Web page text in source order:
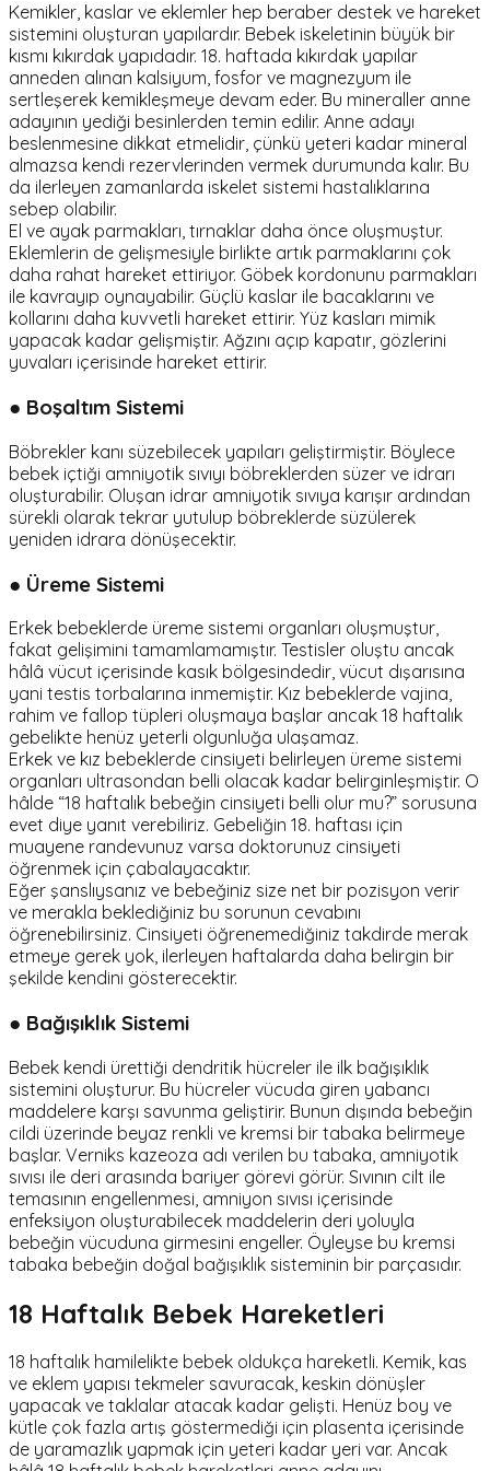
Kemikler, kaslar ve eklemler hep beraber destek ve hareket
sistemini oluşturan yapılardır. Bebek iskeletinin büyük bir
kısmı kıkırdak yapıdadır. 18. haftada kıkırdak yapılar
anneden alınan kalsiyum, fosfor ve magnezyum ile
sertleşerek kemikleşmeye devam eder. Bu mineraller anne
adayının yediği besinlerden temin edilir. Anne adayı
beslenmesine dikkat etmelidir, çünkü yeteri kadar mineral
almazsa kendi rezervlerinden vermek durumunda kalır. Bu
da ilerleyen zamanlarda iskelet sistemi hastalıklarına
sebep olabilir.
El ve ayak parmakları, tırnaklar daha önce oluşmuştur.
Eklemlerin de gelişmesiyle birlikte artık parmaklarını çok
daha rahat hareket ettiriyor. Göbek kordonunu parmakları
ile kavrayıp oynayabilir. Güçlü kaslar ile bacaklarını ve
kollarını daha kuvvetli hareket ettirir. Yüz kasları mimik
yapacak kadar gelişmiştir. Ağzını açıp kapatır, gözlerini
yuvaları içerisinde hareket ettirir.
● Boşaltım Sistemi
Böbrekler kanı süzebilecek yapıları geliştirmiştir. Böylece
bebek içtiği amniyotik sıvıyı böbreklerden süzer ve idrarı
oluşturabilir. Oluşan idrar amniyotik sıvıya karışır ardından
sürekli olarak tekrar yutulup böbreklerde süzülerek
yeniden idrara dönüşecektir.
● Üreme Sistemi
Erkek bebeklerde üreme sistemi organları oluşmuştur,
fakat gelişimini tamamlamamıştır. Testisler oluştu ancak
hâlâ vücut içerisinde kasık bölgesindedir, vücut dışarısına
yani testis torbalarına inmemiştir. Kız bebeklerde vajina,
rahim ve fallop tüpleri oluşmaya başlar ancak 18 haftalık
gebelikte henüz yeterli olgunluğa ulaşamaz.
Erkek ve kız bebeklerde cinsiyeti belirleyen üreme sistemi
organları ultrasondan belli olacak kadar belirginleşmiştir. O
hâlde “18 haftalık bebeğin cinsiyeti belli olur mu?” sorusuna
evet diye yanıt verebiliriz. Gebeliğin 18. haftası için
muayene randevunuz varsa doktorunuz cinsiyeti
öğrenmek için çabalayacaktır.
Eğer şanslıysanız ve bebeğiniz size net bir pozisyon verir
ve merakla beklediğiniz bu sorunun cevabını
öğrenebilirsiniz. Cinsiyeti öğrenemediğiniz takdirde merak
etmeye gerek yok, ilerleyen haftalarda daha belirgin bir
şekilde kendini gösterecektir.
● Bağışıklık Sistemi
Bebek kendi ürettiği dendritik hücreler ile ilk bağışıklık
sistemini oluşturur. Bu hücreler vücuda giren yabancı
maddelere karşı savunma geliştirir. Bunun dışında bebeğin
cildi üzerinde beyaz renkli ve kremsi bir tabaka belirmeye
başlar. Verniks kazeoza adı verilen bu tabaka, amniyotik
sıvısı ile deri arasında bariyer görevi görür. Sıvının cilt ile
temasının engellenmesi, amniyon sıvısı içerisinde
enfeksiyon oluşturabilecek maddelerin deri yoluyla
bebeğin vücuduna girmesini engeller. Öyleyse bu kremsi
tabaka bebeğin doğal bağışıklık sisteminin bir parçasıdır.
18 Haftalık Bebek Hareketleri
18 haftalık hamilelikte bebek oldukça hareketli. Kemik, kas
ve eklem yapısı tekmeler savuracak, keskin dönüşler
yapacak ve taklalar atacak kadar gelişti. Henüz boy ve
kütle çok fazla artış göstermediği için plasenta içerisinde
de yaramazlık yapmak için yeteri kadar yeri var. Ancak